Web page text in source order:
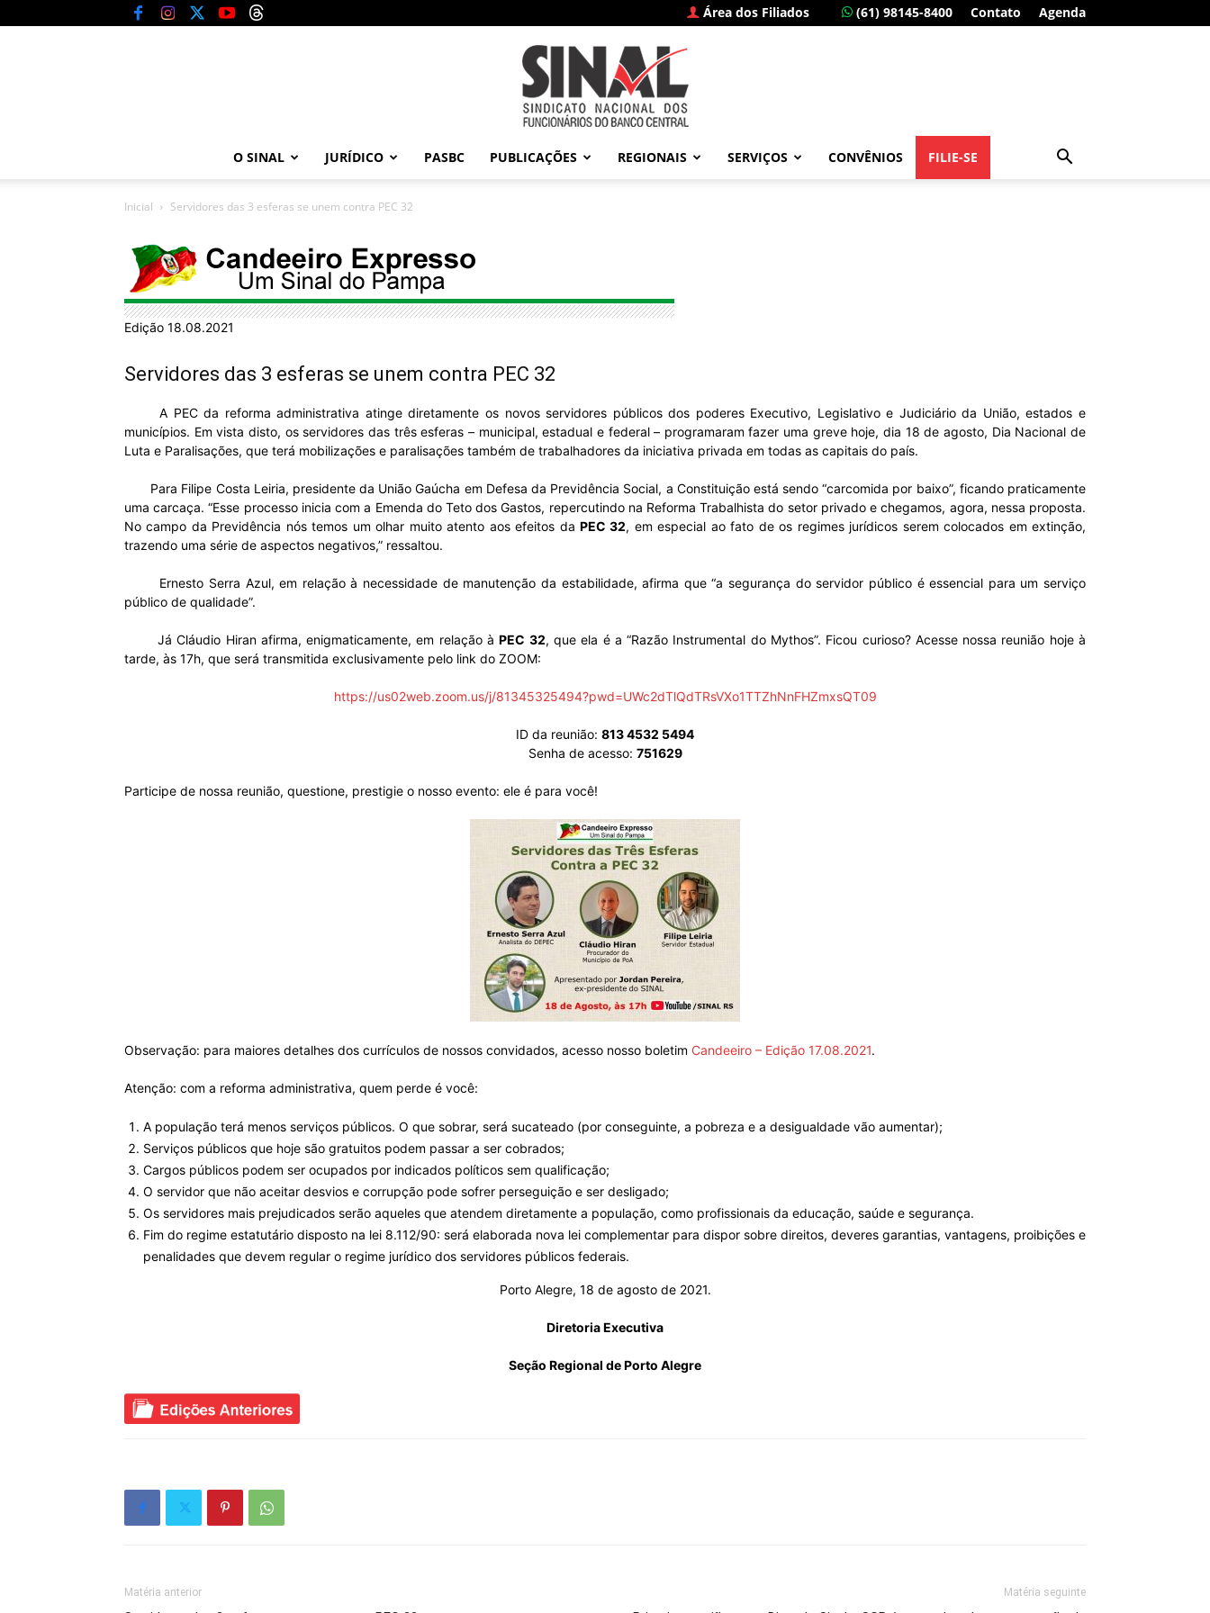
Área dos Filiados (61) 98145-8400 Contato Agenda
–
Sindicato
Nacional
do
Banco
O SINAL JURÍDICO PASBC PUBLICAÇÕES REGIONAIS SERVIÇOS CONVÊNIOS FILIE-SE
Inicial Servidores das 3 esferas se unem contra PEC 32
Edição 18.08.2021
Servidores das 3 esferas se unem contra PEC 32
A PEC da reforma administrativa atinge diretamente os novos servidores públicos dos poderes Executivo, Legislativo e Judiciário da União, estados e
municípios. Em vista disto, os servidores das três esferas – municipal, estadual e federal – programaram fazer uma greve hoje, dia 18 de agosto, Dia Nacional de
Luta e Paralisações, que terá mobilizações e paralisações também de trabalhadores da iniciativa privada em todas as capitais do país.
Para Filipe Costa Leiria, presidente da União Gaúcha em Defesa da Previdência Social, a Constituição está sendo “carcomida por baixo”, ficando praticamente
uma carcaça. “Esse processo inicia com a Emenda do Teto dos Gastos, repercutindo na Reforma Trabalhista do setor privado e chegamos, agora, nessa proposta.
No campo da Previdência nós temos um olhar muito atento aos efeitos da PEC 32, em especial ao fato de os regimes jurídicos serem colocados em extinção,
trazendo uma série de aspectos negativos,” ressaltou.
Ernesto Serra Azul, em relação à necessidade de manutenção da estabilidade, afirma que “a segurança do servidor público é essencial para um serviço
público de qualidade”.
Já Cláudio Hiran afirma, enigmaticamente, em relação àPEC 32, que ela é a “Razão Instrumental do Mythos”. Ficou curioso? Acesse nossa reunião hoje à
tarde, às 17h, que será transmitida exclusivamente pelo link do ZOOM:
https://us02web.zoom.us/j/81345325494?pwd=UWc2dTlQdTRsVXo1TTZhNnFHZmxsQT09
ID da reunião: 813 4532 5494
Senha de acesso: 751629
Participe de nossa reunião, questione, prestigie o nosso evento: ele é para você!
Observação: para maiores detalhes dos currículos de nossos convidados, acesso nosso boletim Candeeiro – Edição 17.08.2021.
Atenção: com a reforma administrativa, quem perde é você:
A população terá menos serviços públicos. O que sobrar, será sucateado (por conseguinte, a pobreza e a desigualdade vão aumentar);
Serviços públicos que hoje são gratuitos podem passar a ser cobrados;
Cargos públicos podem ser ocupados por indicados políticos sem qualificação;
O servidor que não aceitar desvios e corrupção pode sofrer perseguição e ser desligado;
Os servidores mais prejudicados serão aqueles que atendem diretamente a população, como profissionais da educação, saúde e segurança.
Fim do regime estatutário disposto na lei 8.112/90: será elaborada nova lei complementar para dispor sobre direitos, deveres garantias, vantagens, proibições e
penalidades que devem regular o regime jurídico dos servidores públicos federais.
Porto Alegre, 18 de agosto de 2021.
Diretoria Executiva
Seção Regional de Porto Alegre
Matéria anterior Matéria seguinte